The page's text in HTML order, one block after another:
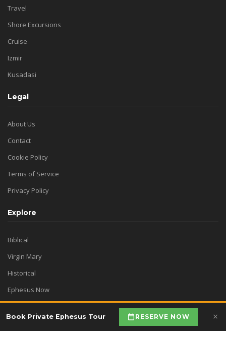
Travel
Shore Excursions
Cruise
Izmir
Kusadasi
Legal
About Us
Contact
Cookie Policy
Terms of Service
Privacy Policy
Explore
Biblical
Virgin Mary
Historical
Ephesus Now
Book Private Ephesus Tour RESERVE NOW ×